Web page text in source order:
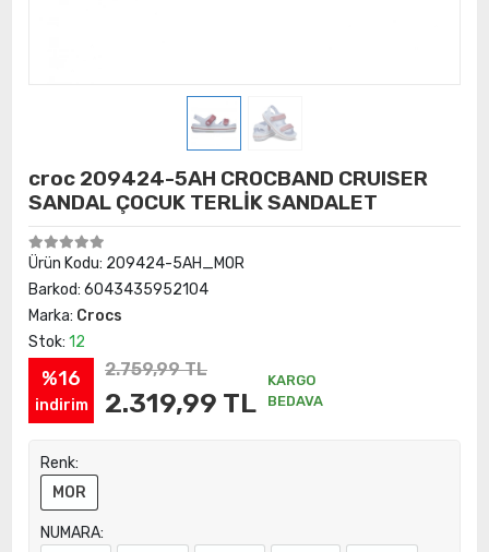
croc 209424-5AH CROCBAND CRUISER
SANDAL ÇOCUK TERLİK SANDALET
Ürün Kodu: 209424-5AH_MOR
Barkod: 6043435952104
Marka: Crocs
Stok: 12
%16
indirim
2.759,99 TL
2.319,99 TL
KARGO
BEDAVA
Renk:
MOR
NUMARA: